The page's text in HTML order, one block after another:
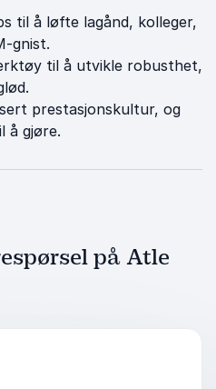
til å løfte lagånd, kolleger,
gnist.
til å utvikle robusthet,
prestasjonskultur, og
å gjøre.
på Atle